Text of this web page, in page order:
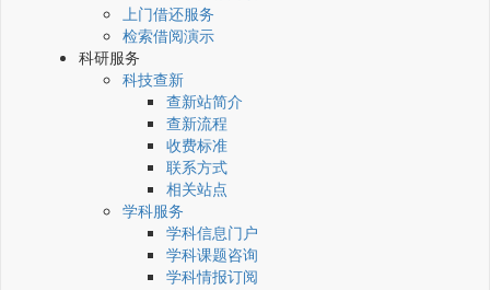
上门借还服务
检索借阅演示
科研服务
科技查新
查新站简介
查新流程
收费标准
联系方式
相关站点
学科服务
学科信息门户
学科课题咨询
学科情报订阅